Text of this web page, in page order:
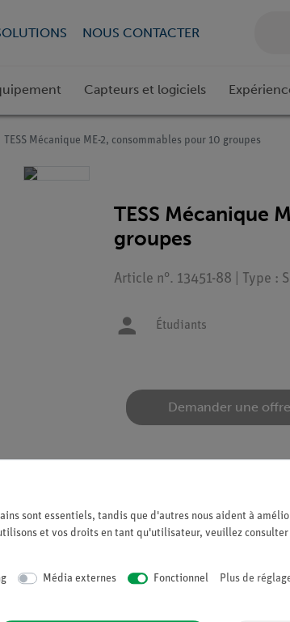
NOUS CONTACTER
Capteurs et logiciels
TESS Mécanique ME-2, consommables pour 10 groupes
TESS Mécanique
groupes
Article n°. 13451-88 | Type :
Étudiants
Demander une offre
être commandés à nouveau.
sont essentiels, tandis que d'autres nous aident à
et vos droits en tant qu'utilisateur, veuillez
Média externes Fonctionnel Plus de